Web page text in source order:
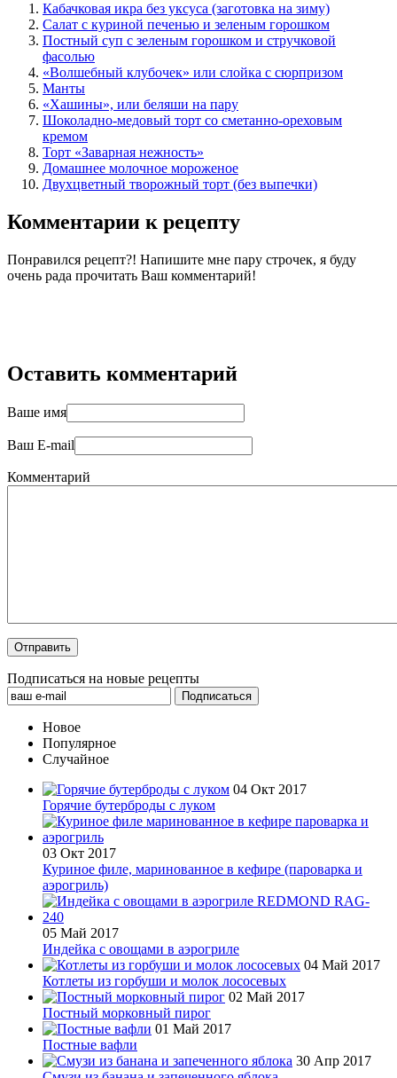
Кабачковая икра без уксуса (заготовка на зиму)
Салат с куриной печенью и зеленым горошком
Постный суп с зеленым горошком и стручковой
фасолью
«Волшебный клубочек» или слойка с сюрпризом
Манты
«Хашины», или беляши на пару
Шоколадно-медовый торт со сметанно-ореховым
кремом
Торт «Заварная нежность»
Домашнее молочное мороженое
Двухцветный творожный торт (без выпечки)
Комментарии к рецепту
Понравился рецепт?! Напишите мне пару строчек, я буду
очень рада прочитать Ваш комментарий!
Оставить комментарий
Ваше имя
Ваш E-mail
Комментарий
Подписаться на новые рецепты
Новое
Популярное
Случайное
04 Окт 2017
Горячие бутерброды с луком
03 Окт 2017
Куриное филе, маринованное в кефире (пароварка и
аэрогриль)
05 Май 2017
Индейка с овощами в аэрогриле
04 Май 2017
Котлеты из горбуши и молок лососевых
02 Май 2017
Постный морковный пирог
01 Май 2017
Постные вафли
30 Апр 2017